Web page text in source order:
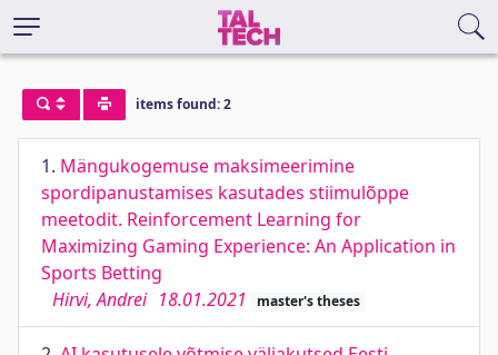
items found: 2
1. Mängukogemuse maksimeerimine
spordipanustamises kasutades stiimulõppe
meetodit. Reinforcement Learning for
Maximizing Gaming Experience: An Application in
Sports Betting
Hirvi, Andrei 18.01.2021 master's theses